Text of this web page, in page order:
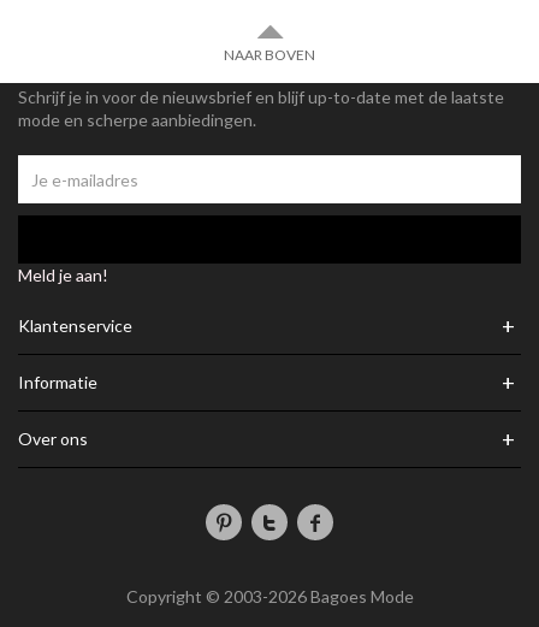
NAAR BOVEN
Schrijf je in voor de nieuwsbrief en blijf up-to-date met de laatste
mode en scherpe aanbiedingen.
Meld je aan!
Klantenservice +
Informatie +
Over ons +
Copyright © 2003-2026 Bagoes Mode